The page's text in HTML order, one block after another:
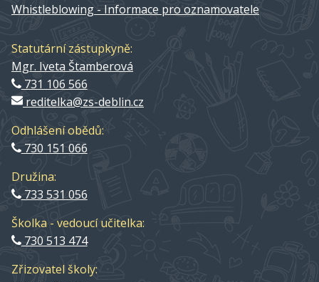
Whistleblowing - Informace pro oznamovatele
Statutární zástupkyně:
Mgr. Iveta Štamberová
731 106 566
reditelka@zs-deblin.cz
Odhlášení obědů:
730 151 066
Družina:
733 531 056
Školka - vedoucí učitelka:
730 513 474
Zřizovatel školy: